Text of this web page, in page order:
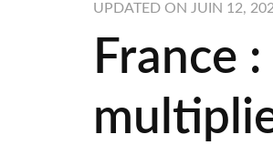
UPDATED ON JUIN 12,
France